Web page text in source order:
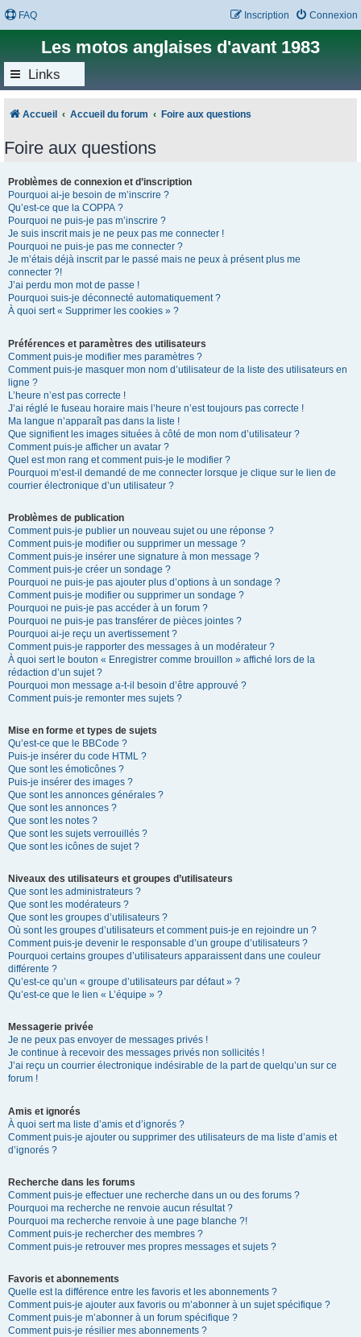
FAQ Connexion
Inscription
Les motos anglaises d'avant 1983
Links
Accueil Accueil du forum Foire aux questions
Foire aux questions
Problèmes de connexion et d’inscription
Pourquoi ai-je besoin de m’inscrire ?
Qu’est-ce que la COPPA ?
Pourquoi ne puis-je pas m’inscrire ?
Je suis inscrit mais je ne peux pas me connecter !
Pourquoi ne puis-je pas me connecter ?
Je m’étais déjà inscrit par le passé mais ne peux à présent plus me
connecter ?!
J’ai perdu mon mot de passe !
Pourquoi suis-je déconnecté automatiquement ?
À quoi sert « Supprimer les cookies » ?
Préférences et paramètres des utilisateurs
Comment puis-je modifier mes paramètres ?
Comment puis-je masquer mon nom d’utilisateur de la liste des utilisateurs en
ligne ?
L’heure n’est pas correcte !
J’ai réglé le fuseau horaire mais l’heure n’est toujours pas correcte !
Ma langue n’apparaît pas dans la liste !
Que signifient les images situées à côté de mon nom d’utilisateur ?
Comment puis-je afficher un avatar ?
Quel est mon rang et comment puis-je le modifier ?
Pourquoi m’est-il demandé de me connecter lorsque je clique sur le lien de
courrier électronique d’un utilisateur ?
Problèmes de publication
Comment puis-je publier un nouveau sujet ou une réponse ?
Comment puis-je modifier ou supprimer un message ?
Comment puis-je insérer une signature à mon message ?
Comment puis-je créer un sondage ?
Pourquoi ne puis-je pas ajouter plus d’options à un sondage ?
Comment puis-je modifier ou supprimer un sondage ?
Pourquoi ne puis-je pas accéder à un forum ?
Pourquoi ne puis-je pas transférer de pièces jointes ?
Pourquoi ai-je reçu un avertissement ?
Comment puis-je rapporter des messages à un modérateur ?
À quoi sert le bouton « Enregistrer comme brouillon » affiché lors de la
rédaction d’un sujet ?
Pourquoi mon message a-t-il besoin d’être approuvé ?
Comment puis-je remonter mes sujets ?
Mise en forme et types de sujets
Qu’est-ce que le BBCode ?
Puis-je insérer du code HTML ?
Que sont les émoticônes ?
Puis-je insérer des images ?
Que sont les annonces générales ?
Que sont les annonces ?
Que sont les notes ?
Que sont les sujets verrouillés ?
Que sont les icônes de sujet ?
Niveaux des utilisateurs et groupes d’utilisateurs
Que sont les administrateurs ?
Que sont les modérateurs ?
Que sont les groupes d’utilisateurs ?
Où sont les groupes d’utilisateurs et comment puis-je en rejoindre un ?
Comment puis-je devenir le responsable d’un groupe d’utilisateurs ?
Pourquoi certains groupes d’utilisateurs apparaissent dans une couleur
différente ?
Qu’est-ce qu’un « groupe d’utilisateurs par défaut » ?
Qu’est-ce que le lien « L’équipe » ?
Messagerie privée
Je ne peux pas envoyer de messages privés !
Je continue à recevoir des messages privés non sollicités !
J’ai reçu un courrier électronique indésirable de la part de quelqu’un sur ce
forum !
Amis et ignorés
À quoi sert ma liste d’amis et d’ignorés ?
Comment puis-je ajouter ou supprimer des utilisateurs de ma liste d’amis et
d’ignorés ?
Recherche dans les forums
Comment puis-je effectuer une recherche dans un ou des forums ?
Pourquoi ma recherche ne renvoie aucun résultat ?
Pourquoi ma recherche renvoie à une page blanche ?!
Comment puis-je rechercher des membres ?
Comment puis-je retrouver mes propres messages et sujets ?
Favoris et abonnements
Quelle est la différence entre les favoris et les abonnements ?
Comment puis-je ajouter aux favoris ou m’abonner à un sujet spécifique ?
Comment puis-je m’abonner à un forum spécifique ?
Comment puis-je résilier mes abonnements ?